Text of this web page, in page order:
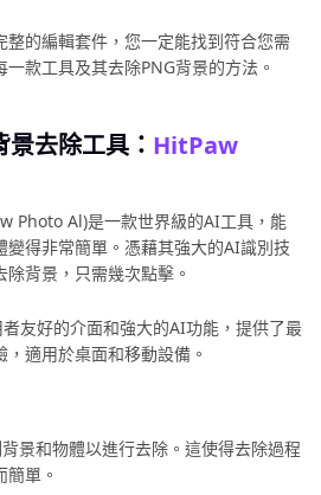
的編輯套件，您一定能找到符合您需
款工具及其去除PNG背景的方法。
去除工具： HitPaw
Photo Al)是一款世界級的AI工具，能
得非常簡單。憑藉其強大的AI識別技
背景，只需幾次點擊。
友好的介面和強大的AI功能，提供了最
適用於桌面和移動設備。
景和物體以進行去除。這使得去除過程
單。